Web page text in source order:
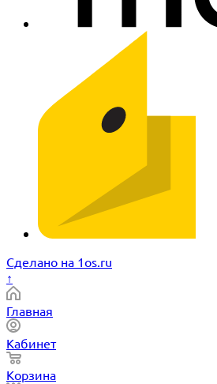
Сделано на 1os.ru
↑
Главная
Кабинет
Корзина